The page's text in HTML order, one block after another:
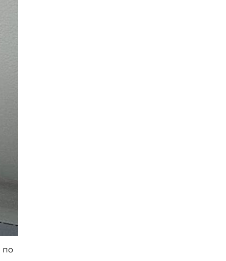
по